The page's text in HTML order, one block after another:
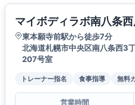
マイボディラボ南八条
東本願寺前駅から徒歩7分
北海道札幌市中央区南八条西3
207号室
トレーナー指名 食事指導 無料
営業時間